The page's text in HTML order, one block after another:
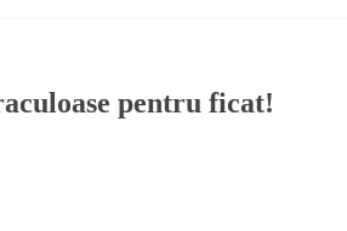
pentru ficat!